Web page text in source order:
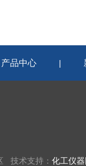
产品中心 |
技术支持： 化工仪